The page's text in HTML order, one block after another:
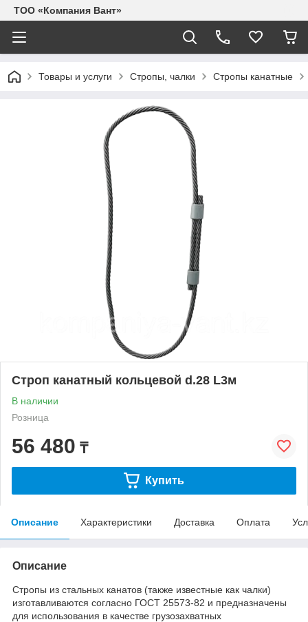
ТОО «Компания Вант»
Товары и услуги Стропы, чалки Стропы канатные
Строп канатный кольцевой d.28 L3м
В наличии
Розница
56 480 ₸
Купить
Описание Характеристики Доставка Оплата
Описание
Стропы из стальных канатов (также известные как чалки)
изготавливаются согласно ГОСТ 25573-82 и предназначены
для использования в качестве грузозахватных